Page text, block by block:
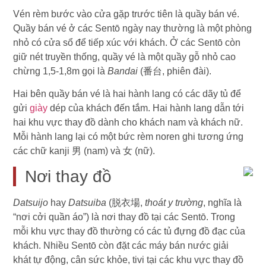
Vén rèm bước vào cửa gặp trước tiên là quầy bán vé.
Quầy bán vé ở các Sentō ngày nay thường là một phòng
nhỏ có cửa sổ để tiếp xúc với khách. Ở các Sentō còn
giữ nét truyền thống, quầy vé là một quầy gỗ nhỏ cao
chừng 1,5-1,8m gọi làBandai (番台, phiên đài).
Hai bên quầy bán vé là hai hành lang có các dãy tủ để
gửigiày dép của khách đến tắm. Hai hành lang dẫn tới
hai khu vực thay đồ dành cho khách nam và khách nữ.
Mỗi hành lang lại có một bức rèm noren ghi tương ứng
các chữ kanji 男 (nam) và 女 (nữ).
Nơi thay đồ
Datsuijo hayDatsuiba (脱衣場,thoát y trường, nghĩa là
“nơi cởi quần áo”) là nơi thay đồ tại các Sentō. Trong
mỗi khu vực thay đồ thường có các tủ đựng đồ đạc của
khách. Nhiều Sentō còn đặt các máy bán nước giải
khát tự động, cân sức khỏe, tivi tại các khu vực thay đồ